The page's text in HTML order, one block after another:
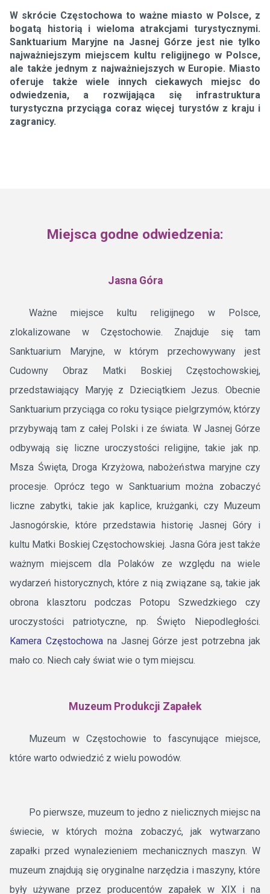
W skrócie Częstochowa to ważne miasto w Polsce, z
bogatą historią i wieloma atrakcjami turystycznymi.
Sanktuarium Maryjne na Jasnej Górze jest nie tylko
najważniejszym miejscem kultu religijnego w Polsce,
ale także jednym z najważniejszych w Europie. Miasto
oferuje także wiele innych ciekawych miejsc do
odwiedzenia, a rozwijająca się infrastruktura
turystyczna przyciąga coraz więcej turystów z kraju i
zagranicy.
Miejsca godne odwiedzenia:
Jasna Góra
Ważne miejsce kultu religijnego w Polsce,
zlokalizowane w Częstochowie. Znajduje się tam
Sanktuarium Maryjne, w którym przechowywany jest
Cudowny Obraz Matki Boskiej Częstochowskiej,
przedstawiający Maryję z Dzieciątkiem Jezus. Obecnie
Sanktuarium przyciąga co roku tysiące pielgrzymów, którzy
przybywają tam z całej Polski i ze świata. W Jasnej Górze
odbywają się liczne uroczystości religijne, takie jak np.
Msza Święta, Droga Krzyżowa, nabożeństwa maryjne czy
procesje. Oprócz tego w Sanktuarium można zobaczyć
liczne zabytki, takie jak kaplice, krużganki, czy Muzeum
Jasnogórskie, które przedstawia historię Jasnej Góry i
kultu Matki Boskiej Częstochowskiej. Jasna Góra jest także
ważnym miejscem dla Polaków ze względu na wiele
wydarzeń historycznych, które z nią związane są, takie jak
obrona klasztoru podczas Potopu Szwedzkiego czy
uroczystości patriotyczne, np. Święto Niepodległości.
Kamera Częstochowana Jasnej Górze jest potrzebna jak
mało co. Niech cały świat wie o tym miejscu.
Muzeum Produkcji Zapałek
Muzeum w Częstochowie to fascynujące miejsce,
które warto odwiedzić z wielu powodów.
Po pierwsze, muzeum to jedno z nielicznych miejsc na
świecie, w których można zobaczyć, jak wytwarzano
zapałki przed wynalezieniem mechanicznych maszyn. W
muzeum znajdują się oryginalne narzędzia i maszyny, które
były używane przez producentów zapałek w XIX i na